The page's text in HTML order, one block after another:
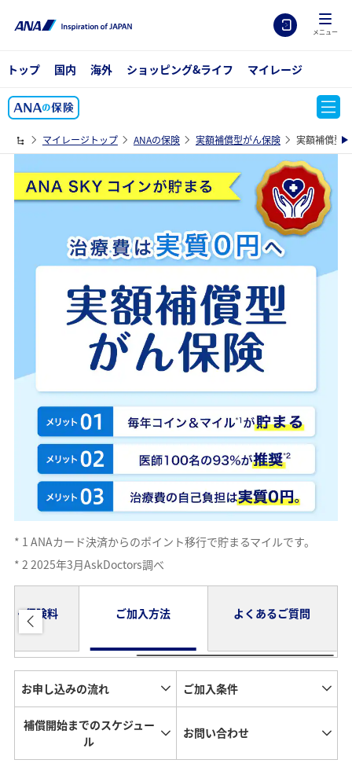
メニュー
トップ 国内 海外 ショッピング&ライフ マイレージ
マイレージトップ ANAの保険 実額補償型がん保険 実額補償型
* 1 ANAカード決済からのポイント移行で貯まるマイルです。
* 2 2025年3月AskDoctors調べ
容・保険料 ご加入方法 よくあるご質問
お申し込みの流れ ご加入条件
補償開始までのスケジュー
ル
お問い合わせ